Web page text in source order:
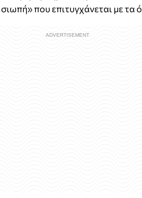
που επιτυγχάνεται με τα